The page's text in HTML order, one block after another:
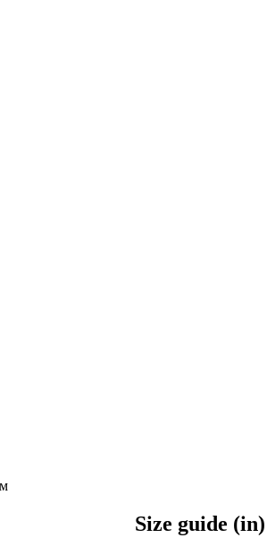
Size guide (in)